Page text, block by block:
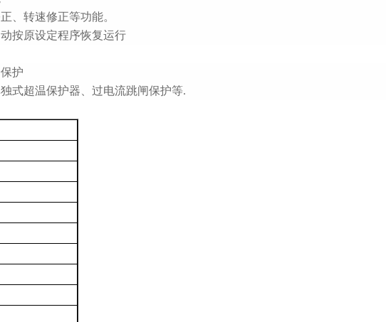
、转速修正等功能。
按原设定程序恢复运行
护
式超温保护器、过电流跳闸保护等.